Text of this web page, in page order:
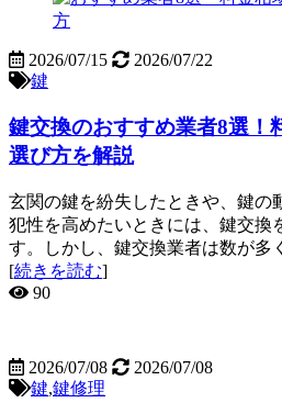
2026/07/15
2026/07/22
鍵
鍵交換のおすすめ業者8選！
選び方を解説
玄関の鍵を紛失したときや、鍵の
犯性を高めたいときには、鍵交換
す。しかし、鍵交換業者は数が
[続きを読む]
90
2026/07/08
2026/07/08
鍵,鍵修理